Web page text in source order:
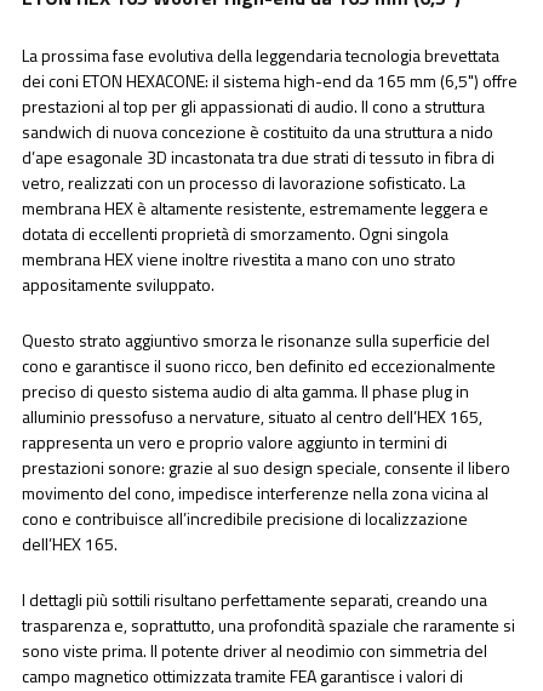
La prossima fase evolutiva della leggendaria tecnologia brevettata
dei coni ETON HEXACONE: il sistema high-end da 165 mm (6,5") offre
prestazioni al top per gli appassionati di audio. Il cono a struttura
sandwich di nuova concezione è costituito da una struttura a nido
d’ape esagonale 3D incastonata tra due strati di tessuto in fibra di
vetro, realizzati con un processo di lavorazione sofisticato. La
membrana HEX è altamente resistente, estremamente leggera e
dotata di eccellenti proprietà di smorzamento. Ogni singola
membrana HEX viene inoltre rivestita a mano con uno strato
appositamente sviluppato.
Questo strato aggiuntivo smorza le risonanze sulla superficie del
cono e garantisce il suono ricco, ben definito ed eccezionalmente
preciso di questo sistema audio di alta gamma. Il phase plug in
alluminio pressofuso a nervature, situato al centro dell’HEX 165,
rappresenta un vero e proprio valore aggiunto in termini di
prestazioni sonore: grazie al suo design speciale, consente il libero
movimento del cono, impedisce interferenze nella zona vicina al
cono e contribuisce all’incredibile precisione di localizzazione
dell’HEX 165.
I dettagli più sottili risultano perfettamente separati, creando una
trasparenza e, soprattutto, una profondità spaziale che raramente si
sono viste prima. Il potente driver al neodimio con simmetria del
campo magnetico ottimizzata tramite FEA garantisce i valori di